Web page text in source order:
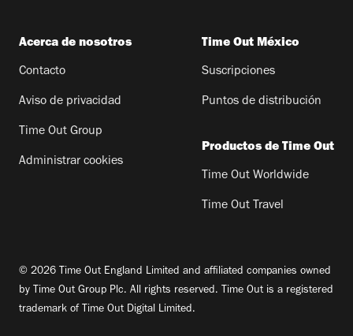
Acerca de nosotros
Contacto
Aviso de privacidad
Time Out Group
Administrar cookies
Time Out México
Suscripciones
Puntos de distribución
Productos de Time Out
Time Out Worldwide
Time Out Travel
© 2026 Time Out England Limited and affiliated companies owned
by Time Out Group Plc. All rights reserved. Time Out is a registered
trademark of Time Out Digital Limited.